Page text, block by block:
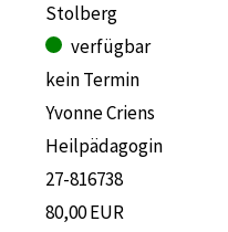
Stolberg
verfügbar
kein Termin
Yvonne Criens
Heilpädagogin
27-816738
80,00 EUR